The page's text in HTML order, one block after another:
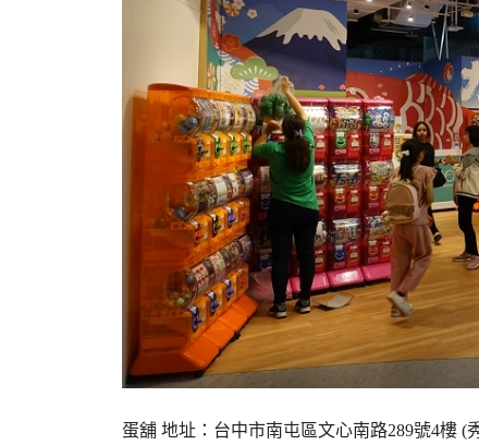
蛋舖 地址：台中市南屯區文心南路289號4樓